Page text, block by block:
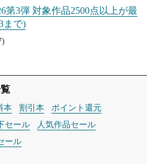
第3弾 対象作品2500点以上が最
まで)
本 割引本
ポイント還元
セール
人気作品セール
ール